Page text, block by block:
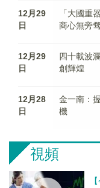
12月29
日
「大國重
商心無旁
12月29
日
四十載波
創輝煌
12月28
日
金一南：
機
視頻